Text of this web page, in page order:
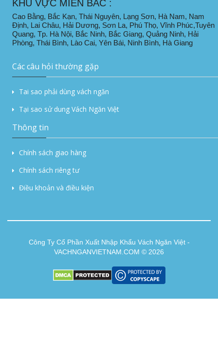
KHU VỰC MIỀN BẮC :
Cao Bằng, Bắc Kạn, Thái Nguyên, Lạng Sơn, Hà Nam, Nam
Định, Lai Châu, Hải Dương, Sơn La, Phú Thọ, Vĩnh Phúc,Tuyên
Quang, Tp. Hà Nội, Bắc Ninh, Bắc Giang, Quảng Ninh, Hải
Phòng, Thái Bình, Lào Cai, Yên Bái, Ninh Bình, Hà Giang
Các câu hỏi thường gặp
Tai sao phải dùng vách ngăn
Tại sao sử dung Vách Ngăn Việt
Thông tin
Chính sách giao hàng
Chính sách riêng tư
Điều khoản và điều kiện
Công Ty Cổ Phần Xuất Nhập Khẩu Vách Ngăn Việt -
VACHNGANVIETNAM.COM © 2026